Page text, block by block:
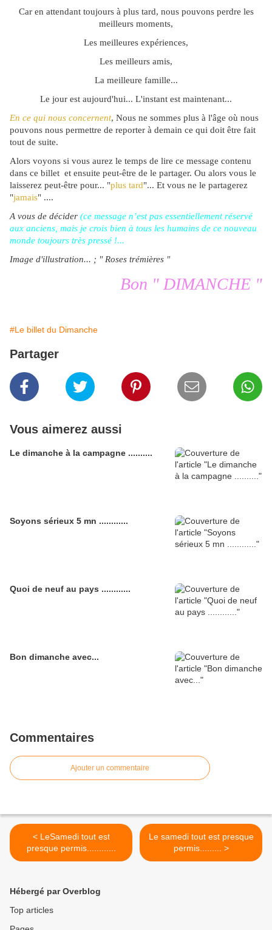
Car en attendant toujours à plus tard, nous pouvons perdre les
meilleurs moments,
Les meilleures expériences,
Les meilleurs amis,
La meilleure famille...
Le jour est aujourd'hui... L'instant est maintenant...
En ce qui nous concernent, Nous ne sommes plus à l'âge où nous
pouvons nous permettre de reporter à demain ce qui doit être fait
tout de suite.
Alors voyons si vous aurez le temps de lire ce message contenu
dans ce billet et ensuite peut-être de le partager. Ou alors vous le
laisserez peut-être pour... "plus tard"... Et vous ne le partagerez
"jamais" ....
A vous de décider (ce message n’est pas essentiellement réservé
aux anciens, mais je crois bien à tous les humains de ce nouveau
monde toujours très pressé !...
Image d'illustration... ; " Roses trémières "
Bon " DIMANCHE "
#Le billet du Dimanche
Partager
Vous aimerez aussi
Le dimanche à la campagne ..........
Soyons sérieux 5 mn ............
Quoi de neuf au pays ............
Bon dimanche avec...
Commentaires
Ajouter un commentaire
< LeSamedi tout est
presque permis............
Le samedi tout est presque
permis......... >
Hébergé par Overblog
Top articles